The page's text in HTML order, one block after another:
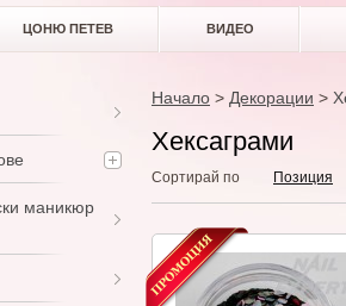
ЦОНЮ ПЕТЕВ ВИДЕО
Начало > Декорации >
Хексаграми
Сортирай по Позиция
маникюр